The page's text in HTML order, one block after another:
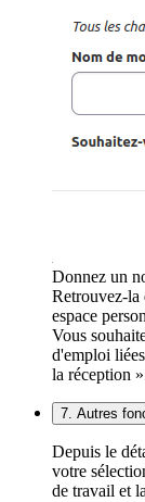
Donnez un
Retrouvez-la
espace
Vous
d'emploi
la réception
7. Autres
Depuis le
votre
de travail et